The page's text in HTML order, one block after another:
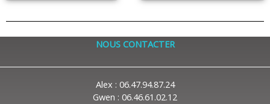
NOUS CONTACTER
Alex : 06.47.94.87.24
Gwen : 06.46.61.02.12